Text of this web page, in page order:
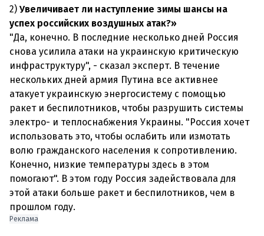
2) Увеличивает ли наступление зимы шансы на
успех российских воздушных атак?»
"Да, конечно. В последние несколько дней Россия
снова усилила атаки на украинскую критическую
инфраструктуру", - сказал эксперт. В течение
нескольких дней армия Путина все активнее
атакует украинскую энергосистему с помощью
ракет и беспилотников, чтобы разрушить системы
электро- и теплоснабжения Украины. "Россия хочет
использовать это, чтобы ослабить или измотать
волю гражданского населения к сопротивлению.
Конечно, низкие температуры здесь в этом
помогают". В этом году Россия задействовала для
этой атаки больше ракет и беспилотников, чем в
прошлом году.
Реклама